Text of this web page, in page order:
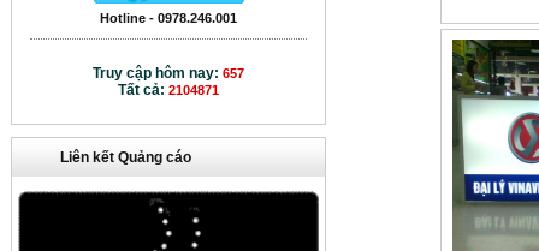
Hotline - 0978.246.001
Truy cập hôm nay: 657
Tất cả: 2104871
Liên kết Quảng cáo